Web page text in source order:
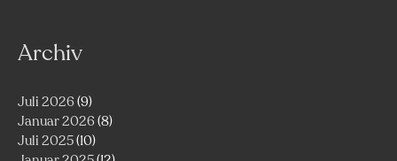
Archiv
Juli 2026(9)
Januar 2026(8)
Juli 2025(10)